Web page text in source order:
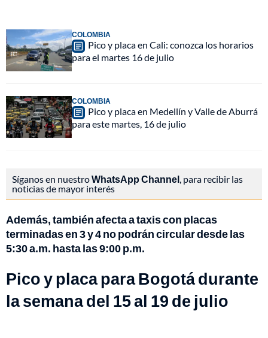
COLOMBIA
Pico y placa en Cali: conozca los horarios
para el martes 16 de julio
COLOMBIA
Pico y placa en Medellín y Valle de Aburrá
para este martes, 16 de julio
Síganos en nuestroWhatsApp Channel, para recibir las
noticias de mayor interés
Además, también afecta a taxis con placas
terminadas en 3 y 4 no podrán circular desde las
5:30 a.m. hasta las 9:00 p.m.
Pico y placa para Bogotá durante
la semana del 15 al 19 de julio